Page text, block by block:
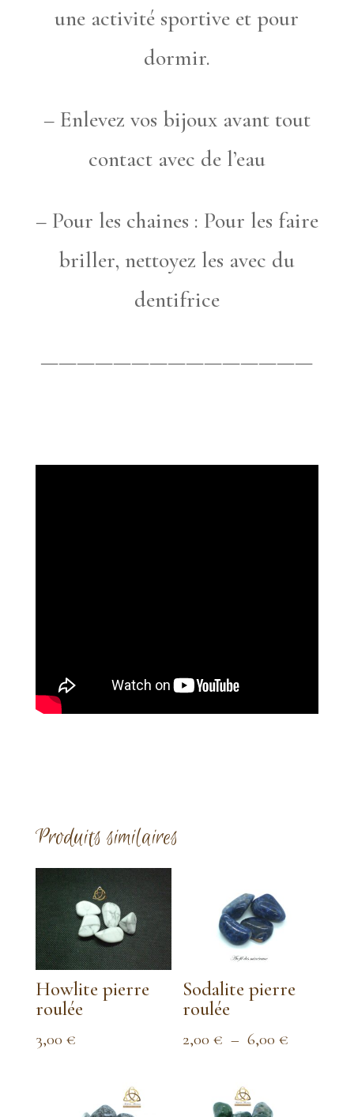
une activité sportive et pour
dormir.
– Enlevez vos bijoux avant tout
contact avec de l’eau
– Pour les chaines : Pour les faire
briller, nettoyez les avec du
dentifrice
———————————————
Produits similaires
Howlite pierre
roulée
3,00 €
Sodalite pierre
roulée
2,00€ – 6,00€